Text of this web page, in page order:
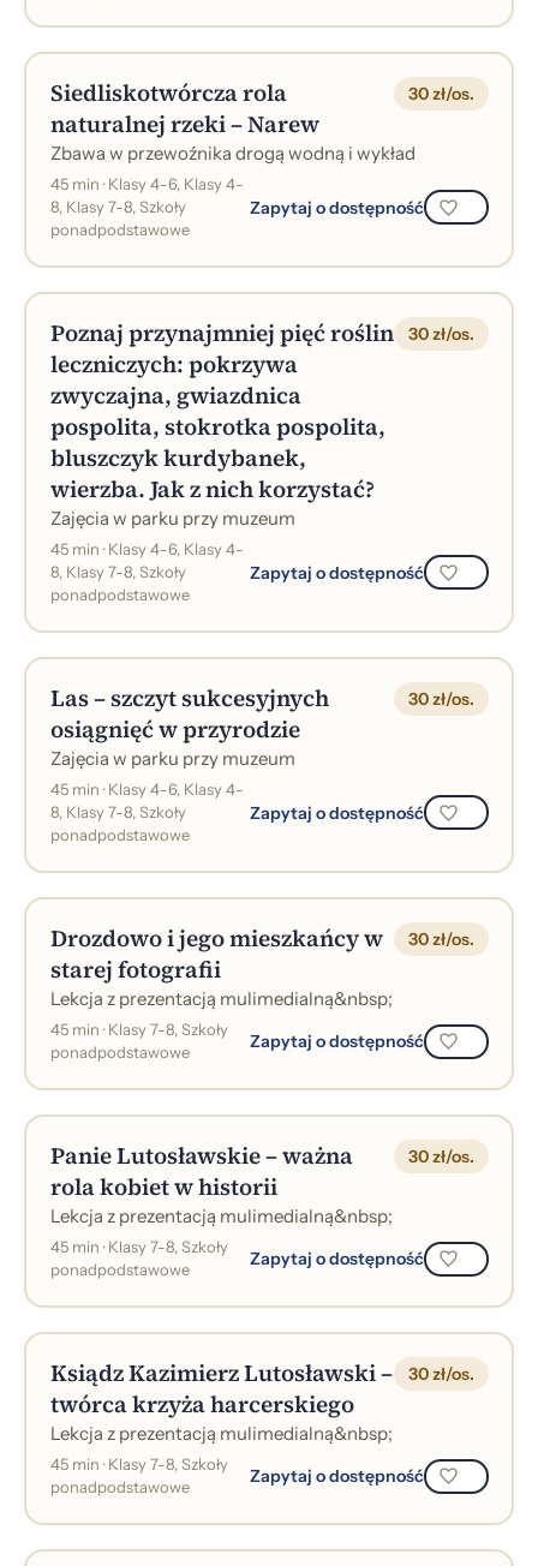
Siedliskotwórcza rola
naturalnej rzeki – Narew
30 zł/os.
Zbawa w przewoźnika drogą wodną i wykład
45 min · Klasy 4-6, Klasy 4-
8, Klasy 7-8, Szkoły
ponadpodstawowe
Zapytaj o dostępność
Poznaj przynajmniej pięć roślin
leczniczych: pokrzywa
zwyczajna, gwiazdnica
pospolita, stokrotka pospolita,
bluszczyk kurdybanek,
wierzba. Jak z nich korzystać?
30 zł/os.
Zajęcia w parku przy muzeum
45 min · Klasy 4-6, Klasy 4-
8, Klasy 7-8, Szkoły
ponadpodstawowe
Zapytaj o dostępność
Las – szczyt sukcesyjnych
osiągnięć w przyrodzie
30 zł/os.
Zajęcia w parku przy muzeum
45 min · Klasy 4-6, Klasy 4-
8, Klasy 7-8, Szkoły
ponadpodstawowe
Zapytaj o dostępność
Drozdowo i jego mieszkańcy w
starej fotografii
30 zł/os.
Lekcja z prezentacją mulimedialną&nbsp;
45 min · Klasy 7-8, Szkoły
ponadpodstawowe
Zapytaj o dostępność
Panie Lutosławskie – ważna
rola kobiet w historii
30 zł/os.
Lekcja z prezentacją mulimedialną&nbsp;
45 min · Klasy 7-8, Szkoły
ponadpodstawowe
Zapytaj o dostępność
Ksiądz Kazimierz Lutosławski –
twórca krzyża harcerskiego
30 zł/os.
Lekcja z prezentacją mulimedialną&nbsp;
45 min · Klasy 7-8, Szkoły
ponadpodstawowe
Zapytaj o dostępność